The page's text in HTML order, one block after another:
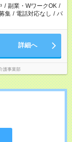
/ 副業・WワークOK /
集 / 電話対応なし / パ
詳細へ
護事業部